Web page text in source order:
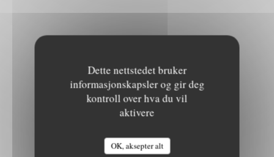
Dette nettstedet bruker
informasjonskapsler og gir deg
kontroll over hva du vil
aktivere
OK, aksepter alt